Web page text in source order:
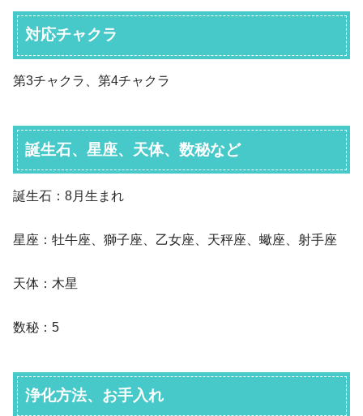
対応チャクラ
第3チャクラ、第4チャクラ
誕生石、星座、天体、数秘など
誕生石：8月生まれ
星座：牡牛座、獅子座、乙女座、天秤座、蠍座、射手座
天体：木星
数秘：5
浄化方法、お手入れ